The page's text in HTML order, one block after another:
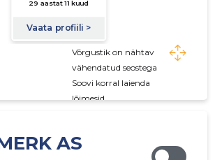
Võrgustik on nähtav
vähendatud seostega
Soovi korral laienda
lõimesid
AS